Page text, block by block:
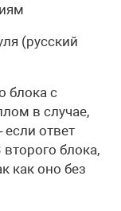
(русский
блока с
в случае,
ответ
блока,
как оно без